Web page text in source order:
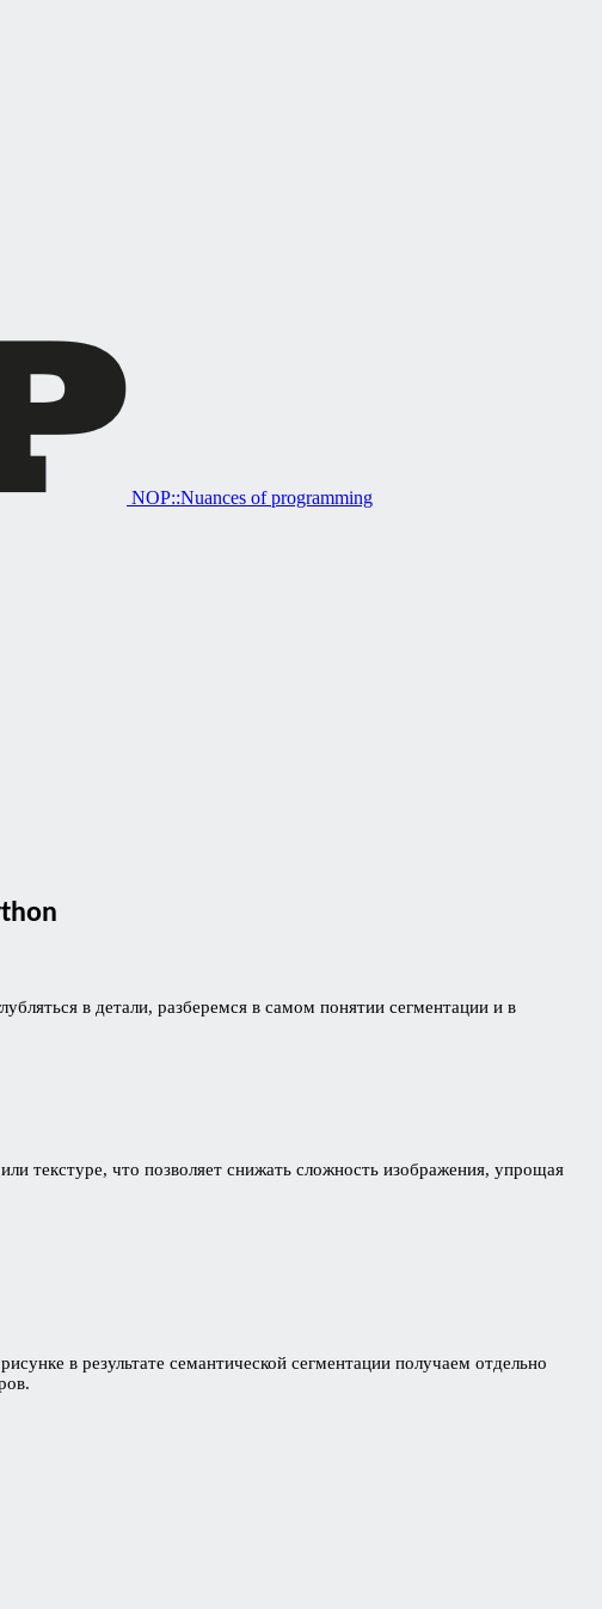
NOP::Nuances of programming
в детали, разберемся в самом понятии сегментации и в
текстуре, что позволяет снижать сложность изображения, упрощая
в результате семантической сегментации получаем отдельно